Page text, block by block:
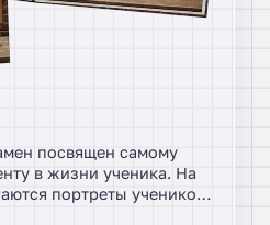
посвящен самому
в жизни ученика. На
портреты учеников,